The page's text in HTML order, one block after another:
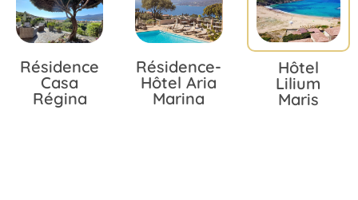
Résidence
Casa
Régina
Résidence-
Hôtel Aria
Marina
Hôtel
Lilium
Maris